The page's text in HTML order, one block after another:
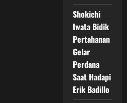
Shokichi
Iwata Bidik
Pertahanan
Gelar
Perdana
Saat Hadapi
Erik Badillo